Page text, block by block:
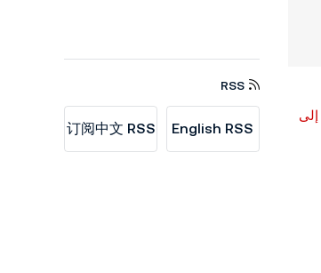
من 1 إلى
RSS
English RSS
订阅中文 RSS